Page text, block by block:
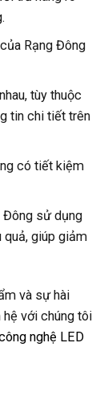
Rạng Đông
tùy thuộc
tin chi tiết trên
có tiết kiệm
Đông sử dụng
quả, giúp giảm
và sự hài
hệ với chúng tôi
nghệ LED